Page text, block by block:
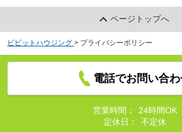
ページトップへ
ビビットハウジング > プライバシーポリシー
電話でお問い合
営業時間：
24時間OK
定休日：
不定休